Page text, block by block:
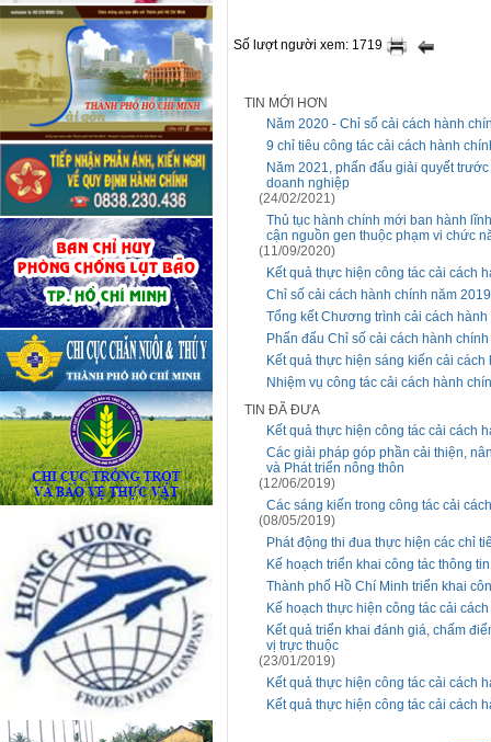
Số lượt người xem: 1719
TIN MỚI HƠN
Năm 2020 - Chỉ số cải cách hành
9 chỉ tiêu công tác cải cách hành
Năm 2021, phấn đấu giải quyết
doanh nghiệp
(24/02/2021)
Thủ tục hành chính mới ban hành
cận nguồn gen thuộc phạm vi chức
(11/09/2020)
Kết quả thực hiện công tác cải cách
Chỉ số cải cách hành chính năm
Tổng kết Chương trình cải cách
Phấn đấu Chỉ số cải cách hành
Kết quả thực hiện sáng kiến cải
Nhiệm vụ công tác cải cách hành
TIN ĐÃ ĐƯA
Kết quả thực hiện công tác cải cách
Các giải pháp góp phần cải thiện,
và Phát triển nông thôn
(12/06/2019)
Các sáng kiến trong công tác cải
(08/05/2019)
Phát động thi đua thực hiện các chỉ
Kế hoạch triển khai công tác thông
Thành phố Hồ Chí Minh triển khai
Kế hoạch thực hiện công tác cải
Kết quả triển khai đánh giá, chấm
vị trực thuộc
(23/01/2019)
Kết quả thực hiện công tác cải cách
Kết quả thực hiện công tác cải cách